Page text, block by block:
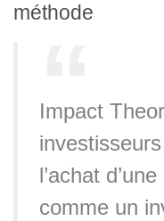
méthode
Impact
l’achat
comme un